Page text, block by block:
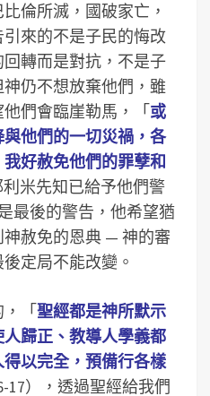
倫所滅，國破家亡，
來的不是子民的悔改
轉而是對抗，不是子
仍不想放棄他們，雖
們會臨崖勒馬，「或
他們的一切災禍，各
好赦免他們的罪孽和
利米先知已給予他們警
最後的警告，他希望猶
赦免的恩典 — 神的審
定局不能改變。
「聖經都是神所默示
歸正、教導人學義都
以完全，預備行各樣
17），透過聖經給我們